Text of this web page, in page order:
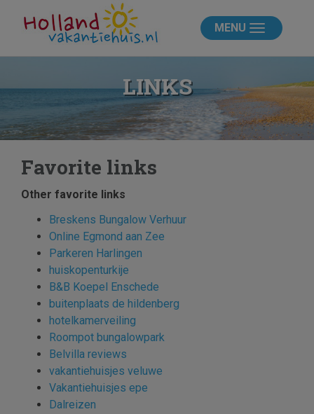
MENU
LINKS
Favorite links
Other favorite links
Breskens Bungalow Verhuur
Online Egmond aan Zee
Parkeren Harlingen
huiskopenturkije
B&B Koepel Enschede
buitenplaats de hildenberg
hotelkamerveiling
Roompot bungalowpark
Belvilla reviews
vakantiehuisjes veluwe
Vakantiehuisjes epe
Dalreizen